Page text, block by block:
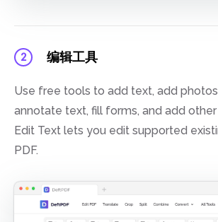
2 编辑工具
Use free tools to add text, add
annotate text, fill forms, and add
Edit Text lets you edit supported
PDF.